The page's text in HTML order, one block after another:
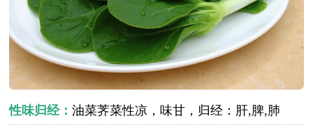
性味归经：油菜荠菜性凉，味甘，归经：肝,脾,肺